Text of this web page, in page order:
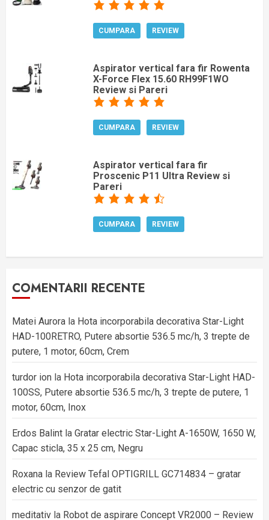
CUMPARA REVIEW
Aspirator vertical fara fir Rowenta
X-Force Flex 15.60 RH99F1WO
Review si Pareri
CUMPARA REVIEW
Aspirator vertical fara fir
Proscenic P11 Ultra Review si
Pareri
CUMPARA REVIEW
COMENTARII RECENTE
Matei Aurora la Hota incorporabila decorativa Star-Light
HAD-100RETRO, Putere absortie 536.5 mc/h, 3 trepte de
putere, 1 motor, 60cm, Crem
turdor ion la Hota incorporabila decorativa Star-Light HAD-
100SS, Putere absortie 536.5 mc/h, 3 trepte de putere, 1
motor, 60cm, Inox
Erdos Balint la Gratar electric Star-Light A-1650W, 1650 W,
Capac sticla, 35 x 25 cm, Negru
Roxana la Review Tefal OPTIGRILL GC714834 – gratar
electric cu senzor de gatit
meditativ la Robot de aspirare Concept VR2000 – Review